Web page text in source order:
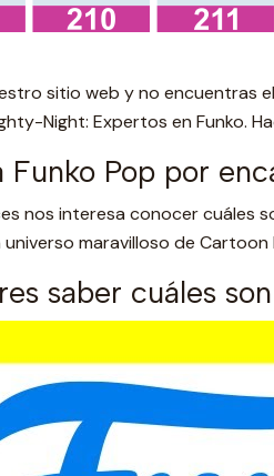
sitio web y no encuentras
Night: Expertos en Funko.
Funko Pop por
nos interesa conocer cuáles
universo maravilloso de Cartoon
saber cuáles